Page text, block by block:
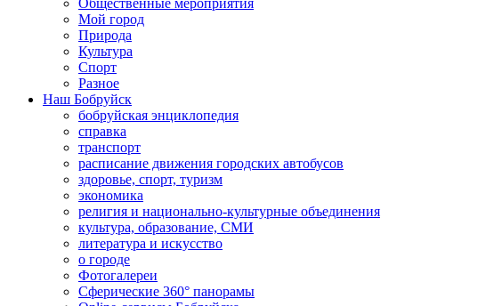
Общественные мероприятия
Мой город
Природа
Культура
Спорт
Разное
Наш Бобруйск
бобруйская энциклопедия
справка
транспорт
расписание движения городских автобусов
здоровье, спорт, туризм
экономика
религия и национально-культурные объединения
культура, образование, СМИ
литература и искусство
о городе
Фотогалереи
Сферические 360° панорамы